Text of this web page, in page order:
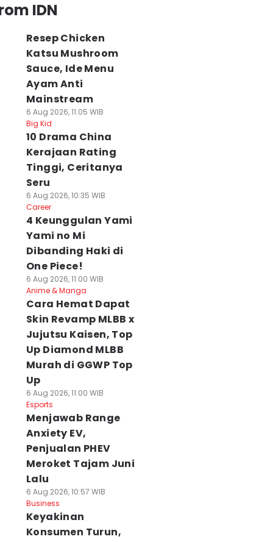
IDN
Resep Chicken
Katsu Mushroom
Sauce, Ide Menu
Ayam Anti
Mainstream
6 Aug 2026, 11:05 WIB
Big Kid
10 Drama China
Kerajaan Rating
Tinggi, Ceritanya
Seru
6 Aug 2026, 10:35 WIB
Career
4 Keunggulan Yami
Yami no Mi
Dibanding Haki di
One Piece!
6 Aug 2026, 11:00 WIB
Anime & Manga
Cara Hemat Dapat
Skin Revamp MLBB x
Jujutsu Kaisen, Top
Up Diamond MLBB
Murah di GGWP Top
Up
6 Aug 2026, 11:00 WIB
Esports
Menjawab Range
Anxiety EV,
Penjualan PHEV
Meroket Tajam Juni
Lalu
6 Aug 2026, 10:57 WIB
Business
Keyakinan
Konsumen Turun,